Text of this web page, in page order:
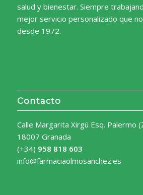
salud y bienestar. Siempre
mejor servicio personalizado que
desde 1972.
Contacto
Calle Margarita Xirgú Esq. Palermo
18007 Granada
(+34) 958 818 603
info@farmaciaolmosanchez.es